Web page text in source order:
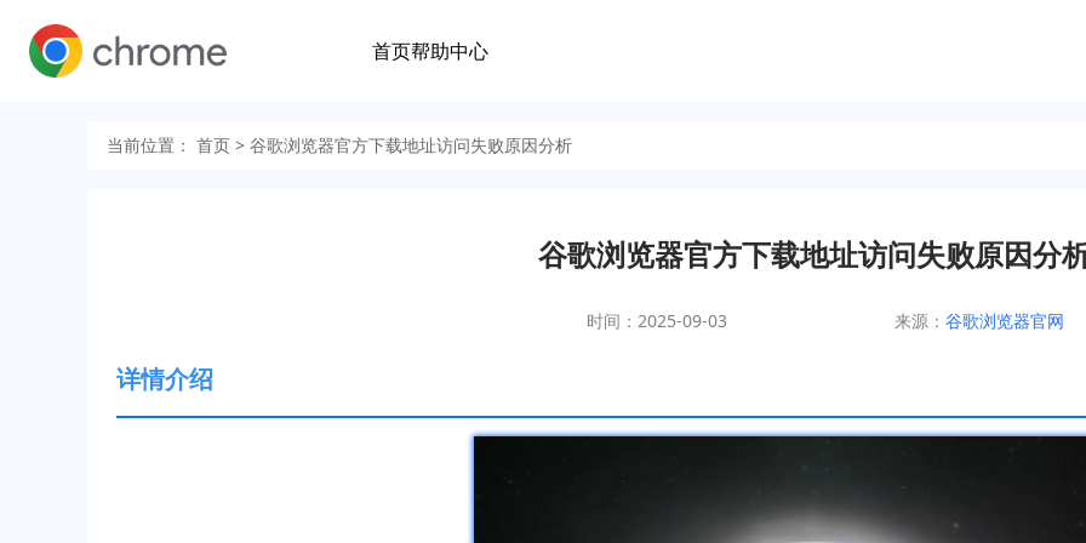
首页帮助中心
当前位置： 首页 > 谷歌浏览器官方下载地址访问失败原因分析
谷歌浏览器官方下载地址访问失败原因分
时间：2025-09-03 来源： 谷歌浏览器官网
详情介绍